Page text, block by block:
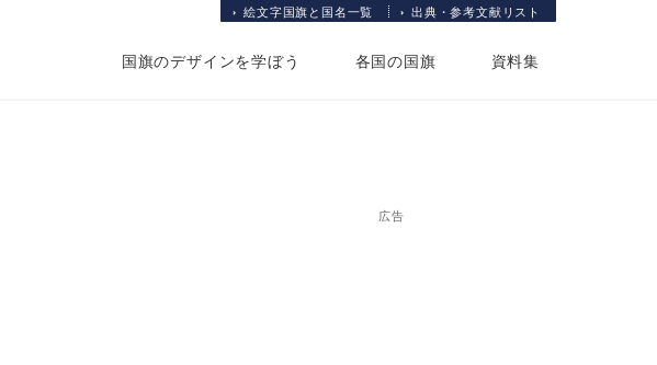
絵文字国旗と国名一覧 出典・参考文献リスト
国旗のデザインを学ぼう 各国の国旗 資料集
広告